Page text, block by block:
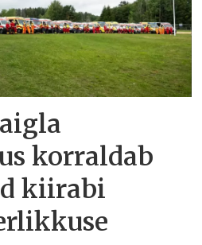
korraldab
kiirabi